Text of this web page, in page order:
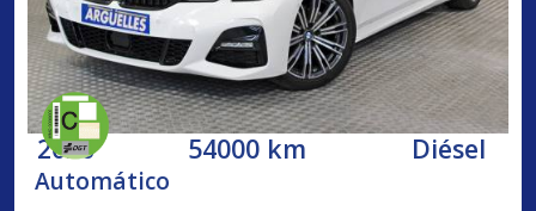
2020 54000 km Diésel
Automático